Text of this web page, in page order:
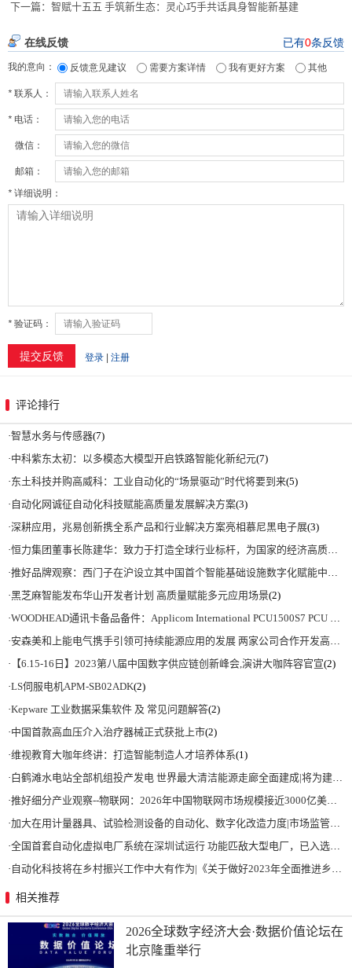
下一篇：智赋十五五 手筑新生态：灵心巧手共话具身智能新基建
评论排行
·智慧水务与传感器(7)
·中科紫东太初：以多模态大模型开启铁路智能化新纪元(7)
·东土科技并购高威科：工业自动化的“场景驱动”时代将要到来(5)
· 自动化网诚征自动化科技赋能高质量发展解决方案(3)
·深耕应用，兆易创新携全系产品和行业解决方案亮相慕尼黑电子展(3)
·恒力集团董事长陈建华：致力于打造全球行业标杆，为国家的经济高质量发展贡献更大力量|上海电气集团党委书记、董事长吴磊来访
·推好品牌观察：西门子在沪设立其中国首个智能基础设施数字化赋能中心
·黑芝麻智能发布华山开发者计划 高质量赋能多元应用场景(2)
·WOODHEAD通讯卡备品备件：Applicom International PCU1500S7 PCU 1500 S7 V4.5.0
·安森美和上能电气携手引领可持续能源应用的发展 两家公司合作开发高性能储能和太阳能组串式逆变器方案 以实现可持续的未来
· 【6.15-16日】2023第八届中国数字供应链创新峰会,演讲大咖阵容官宣(2)
·LS伺服电机APM-SB02ADK(2)
·Kepware 工业数据采集软件 及 常见问题解答(2)
·中国首款高血压介入治疗器械正式获批上市(2)
·维视教育大咖年终讲：打造智能制造人才培养体系(1)
·白鹤滩水电站全部机组投产发电 世界最大清洁能源走廊全面建成|将为建设新型能源体系、保障国家能源安全、实现“双碳”目标提供有力支撑
·推好细分产业观察--物联网：2026年中国物联网市场规模接近3000亿美元 智慧工厂、智慧城市、智慧电网等将占60%以上
·加大在用计量器具、试验检测设备的自动化、数字化改造力度|市场监管总局 工业和信息化部 关于促进企业计量能力提升的指导意见
·全国首套自动化虚拟电厂系统在深圳试运行 功能匹敌大型电厂，已入选国际典型案例
· 自动化科技将在乡村振兴工作中大有作为|《关于做好2023年全面推进乡村振兴重点工作的意见》发布
相关推荐
2026全球数字经济大会·数据价值论坛在
北京隆重举行